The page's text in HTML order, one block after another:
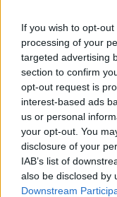
If you wish to opt-
processing of your
targeted advertising
section to confirm
opt-out request is
interest-based ads
us or personal
your opt-out. You
disclosure of your
IAB’s list of
also be disclosed by
Downstream